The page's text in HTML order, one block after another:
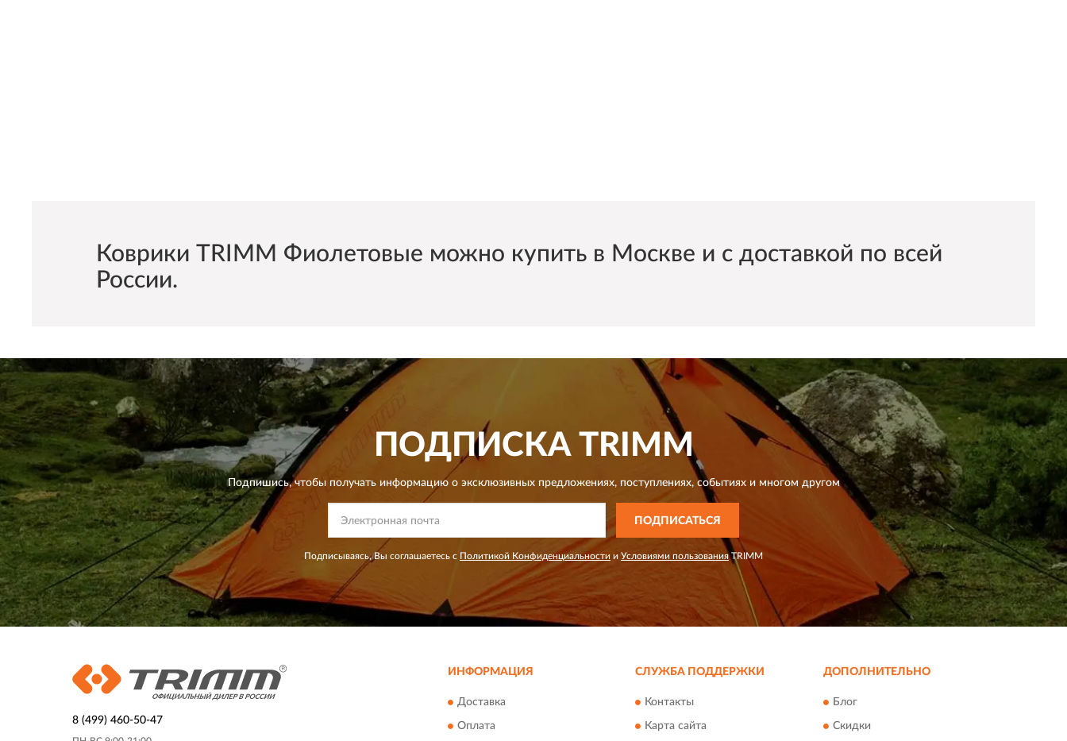
Коврики TRIMM Фиолетовые можно купить в Москве и с доставкой по всей
России.
ПОДПИСКАTRIMM
Подпишись, чтобы получать информацию о эксклюзивных предложениях,поступлениях, событиях и многом другом
ПОДПИСАТЬСЯ
Подписываясь, Вы соглашаетесь с Политикой Конфиденциальности и Условиями пользованияTRIMM
8 (499) 460-50-47
ИНФОРМАЦИЯ
Доставка
Оплата
СЛУЖБА ПОДДЕРЖКИ
Контакты
Карта сайта
ДОПОЛНИТЕЛЬНО
Блог
Скидки